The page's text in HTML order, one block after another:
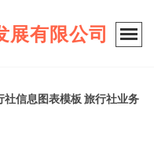
展有限公司
社信息图表模板 旅行社业务